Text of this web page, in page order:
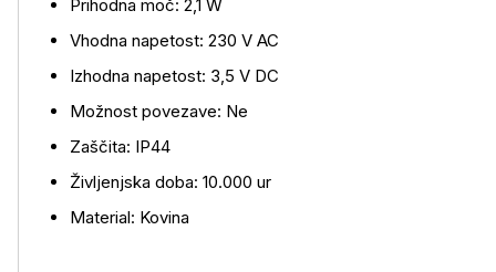
Prihodna moč: 2,1 W
Vhodna napetost: 230 V AC
Izhodna napetost: 3,5 V DC
Možnost povezave: Ne
Zaščita: IP44
Življenjska doba: 10.000 ur
Material: Kovina